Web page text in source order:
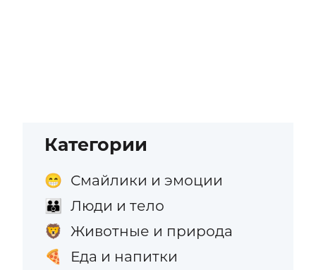
Категории
😁 Смайлики и эмоции
👪 Люди и тело
🦁 Животные и природа
🍕 Еда и напитки